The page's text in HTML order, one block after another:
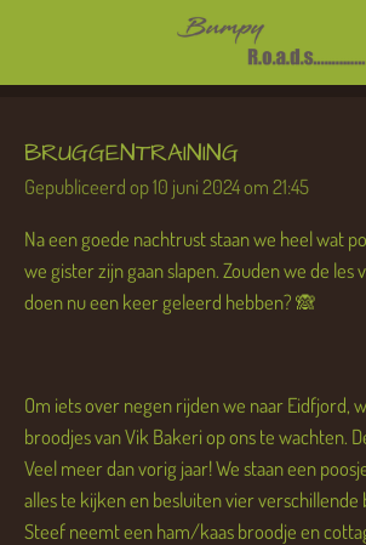
naar
hoofdinhoud
BRUGGENTRAINING
Gepubliceerd op 10 juni 2024 om 21:45
Na een goede nachtrust staan we heel wat
we gister zijn gaan slapen. Zouden we de les
doen nu een keer geleerd hebben? 🙈
Om iets over negen rijden we naar Eidfjord,
broodjes van Vik Bakeri op ons te wachten.
Veel meer dan vorig jaar! We staan een
alles te kijken en besluiten vier verschillende
Steef neemt een ham/kaas broodje en